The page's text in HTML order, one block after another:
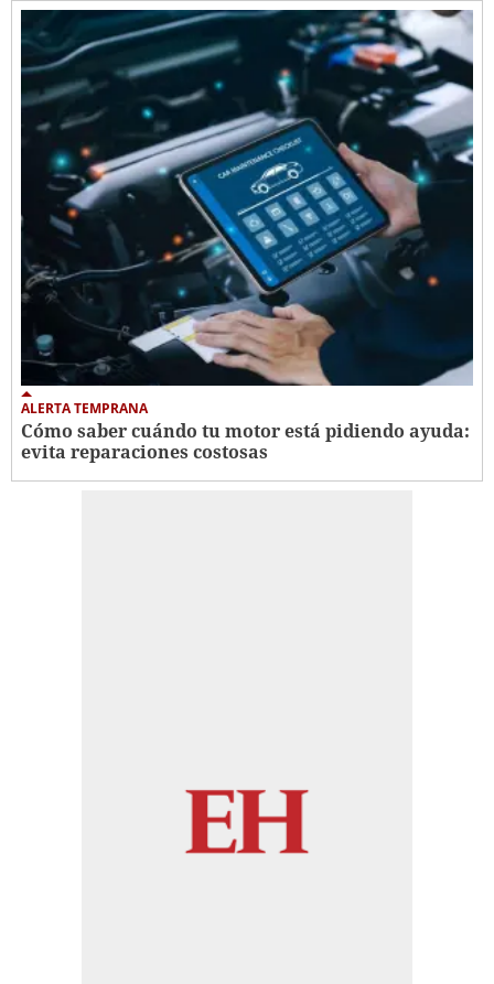
ALERTA TEMPRANA
Cómo saber cuándo tu motor está pidiendo ayuda:
evita reparaciones costosas